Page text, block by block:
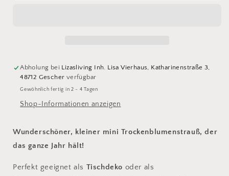
Abholung bei Lizasliving Inh. Lisa Vierhaus, Katharinenstraße 3,
48712 Gescher verfügbar
Gewöhnlich fertig in 2 - 4 Tagen
Shop-Informationen anzeigen
Wunderschöner, kleiner mini Trockenblumenstrauß, der
das ganze Jahr hält!
Perfekt geeignet als Tischdeko oder als